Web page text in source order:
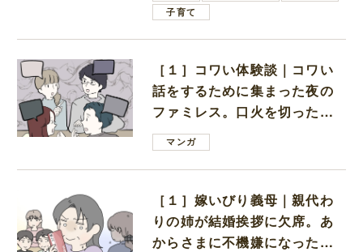
子育て
［１］コワい体験談｜コワい
話をするために集まった夜の
ファミレス。口火を切ったの
は電車好きの男の子ママ
マンガ
［１］嫁いびり義母｜親代わ
りの姉が結婚挨拶に欠席。あ
からさまに不機嫌になった義